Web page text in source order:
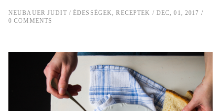
NEUBAUER JUDIT ÉDESSÉGEK,RECEPTEK
DEC, 01, 2017
0 COMMENTS